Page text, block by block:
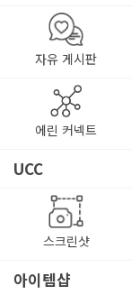
자유 게시판
에린 커넥트
UCC
스크린샷
아이템샵